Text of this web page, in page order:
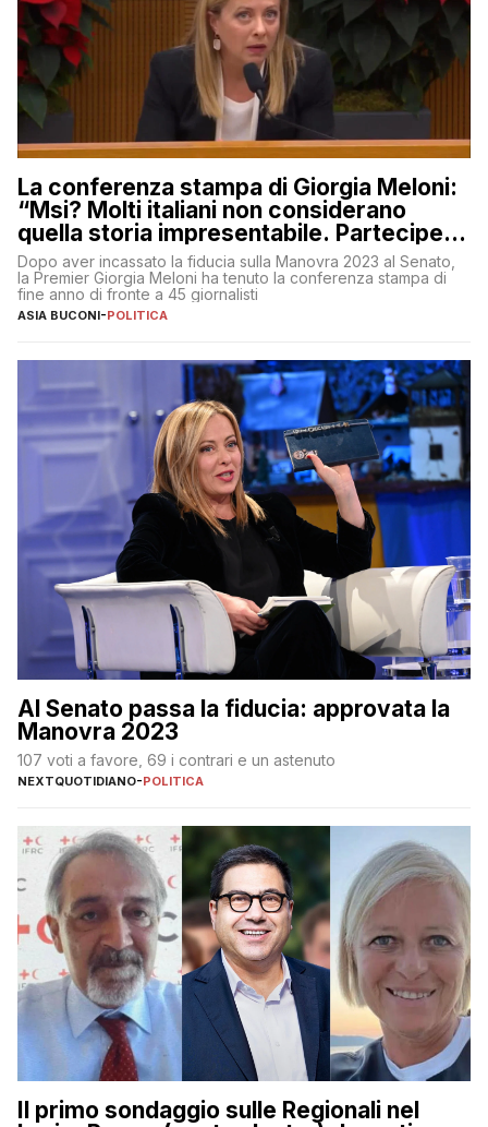
La conferenza stampa di Giorgia Meloni:
“Msi? Molti italiani non considerano
quella storia impresentabile. Parteciperò
al 25 aprile”
Dopo aver incassato la fiducia sulla Manovra 2023 al Senato,
la Premier Giorgia Meloni ha tenuto la conferenza stampa di
fine anno di fronte a 45 giornalisti
ASIA BUCONI-POLITICA
Al Senato passa la fiducia: approvata la
Manovra 2023
107 voti a favore, 69 i contrari e un astenuto
NEXTQUOTIDIANO-POLITICA
Il primo sondaggio sulle Regionali nel